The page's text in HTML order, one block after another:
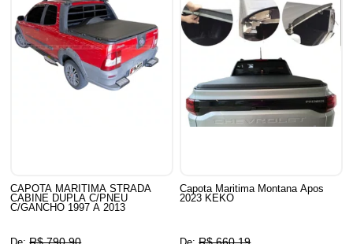
CAPOTA MARITIMA STRADA
CABINE DUPLA C/PNEU
C/GANCHO 1997 A 2013
R$ 790,90
Capota Maritima Montana Apos
2023 KEKO
R$ 660,19